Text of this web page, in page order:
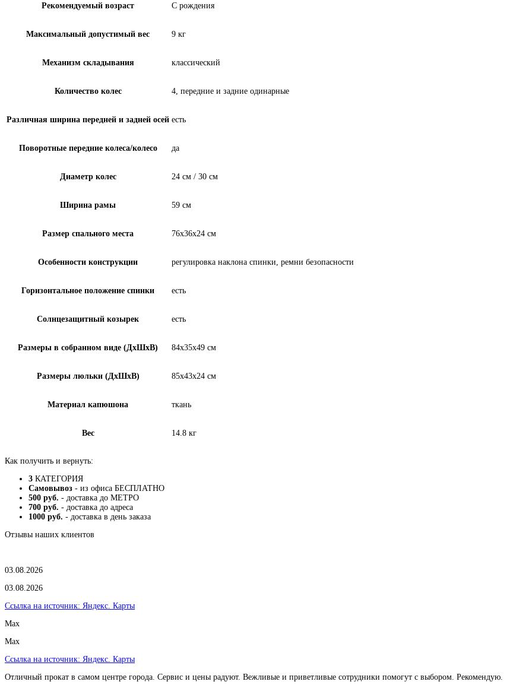
Рекомендуемый возраст С рождения
Максимальный допустимый вес 9 кг
Механизм складывания классический
Количество колес 4, передние и задние одинарные
Различная ширина передней и задней осей есть
Поворотные передние колеса/колесо да
Диаметр колес 24 см / 30 см
Ширина рамы 59 см
Размер спального места 76х36х24 см
Особенности конструкции регулировка наклона спинки, ремни безопасности
Горизонтальное положение спинки есть
Солнцезащитный козырек есть
Размеры в собранном виде (ДxШxВ) 84х35х49 см
Размеры люльки (ДxШxВ) 85х43х24 см
Материал капюшона ткань
Вес 14.8 кг
Как получить и вернуть:
3 КАТЕГОРИЯ
Самовывоз - из офиса БЕСПЛАТНО
500 руб. - доставка до МЕТРО
700 руб. - доставка до адреса
1000 руб. - доставка в день заказа
Отзывы наших клиентов
03.08.2026
03.08.2026
Ссылка на источник: Яндекс. Карты
Max
Max
Ссылка на источник: Яндекс. Карты
Отличный прокат в самом центре города. Сервис и цены радуют. Вежливые и приветливые сотрудники помогут с выбором. Рекомендую.